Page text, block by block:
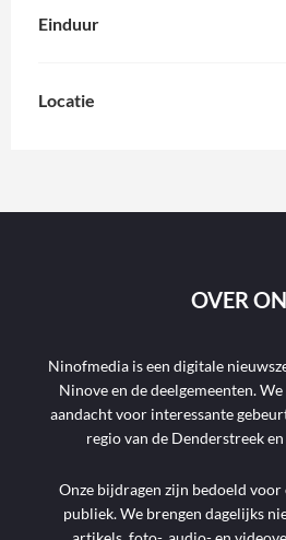
Einduur
Locatie
OVER
Ninofmedia is een digitale
Ninove en de deelgemeenten.
aandacht voor interessante
regio van de Denderstreek
Onze bijdragen zijn bedoeld voor
publiek. We brengen dagelijks